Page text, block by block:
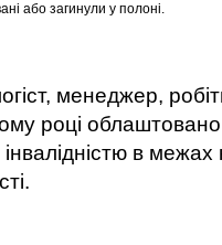
або загинули у полоні.
менеджер,
році
в межах